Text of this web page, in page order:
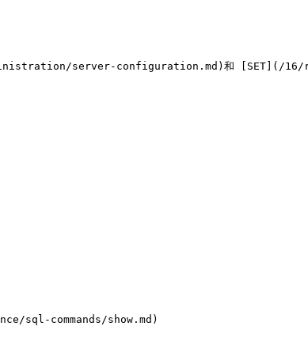
server-configuration.md)和 [SET](/16/
sql-commands/show.md)